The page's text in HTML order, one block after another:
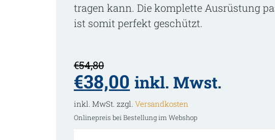
tragen kann. Die komplette Ausrüstung
ist somit perfekt geschützt.
€54,80
Ursprünglicher
Preis
war:
€54,80
€38,00 Aktueller
Preis
ist:
€38,00.
inkl. Mwst.
inkl. MwSt. zzgl. Versandkosten
Onlinepreis bei Bestellung im Webshop